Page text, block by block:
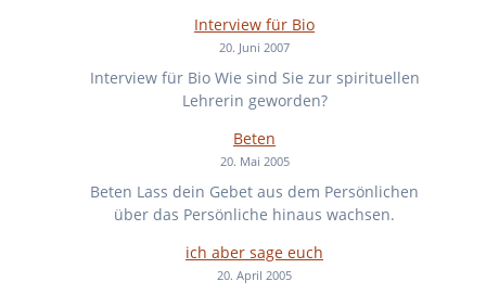
Interview für Bio
20. Juni 2007
Interview für Bio Wie sind Sie zur spirituellen
Lehrerin geworden?
Beten
20. Mai 2005
Beten Lass dein Gebet aus dem Persönlichen
über das Persönliche hinaus wachsen.
ich aber sage euch
20. April 2005